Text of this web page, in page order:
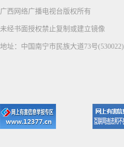
广西网络广播电视台版权所有
未经书面授权禁止复制或建立镜像
地址：中国南宁市民族大道73号(530022)